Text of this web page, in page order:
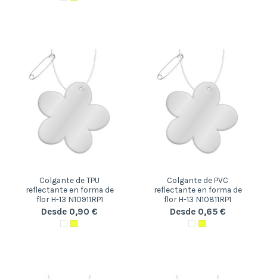
Colgante de TPU
reflectante en forma de
flor H-13 N10911RP1
Desde 0,90 €
Colgante de PVC
reflectante en forma de
flor H-13 N10811RP1
Desde 0,65 €